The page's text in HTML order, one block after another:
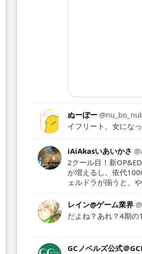
ぬーぼー
イフリート、女にな
iAiAkasいあいかさ
2クール目！新
が増えるし、依代
ェルドラが揃うと、
レイン@ゲーム業界
だよね？あれ？4期
GCノベルズ公式＠